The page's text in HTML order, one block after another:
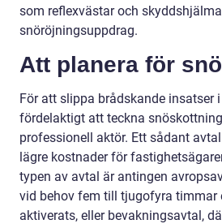
som reflexvästar och
snöröjningsuppdrag.
Att planera för
För att slippa brådskande insatser
fördelaktigt att teckna
professionell aktör. Ett sådant
lägre kostnader för
typen av avtal är antingen
vid behov fem till tjugofyra timmar
aktiverats, eller bevakningsavtal,